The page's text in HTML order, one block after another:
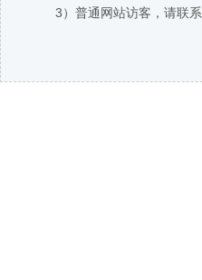
3）普通网站访客，请联